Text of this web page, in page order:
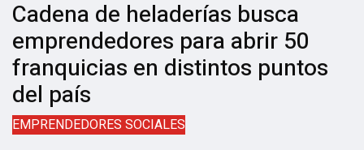
Cadena de heladerías busca
emprendedores para abrir 50
franquicias en distintos puntos
del país
EMPRENDEDORES SOCIALES